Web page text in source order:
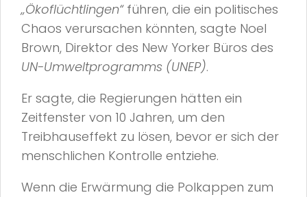
„Ökoflüchtlingen“führen, die ein politisches
Chaos verursachen könnten, sagte Noel
Brown, Direktor des New Yorker Büros des
UN-Umweltprogramms (UNEP).
Er sagte, die Regierungen hätten ein
Zeitfenster von 10 Jahren, um den
Treibhauseffekt zu lösen, bevor er sich der
menschlichen Kontrolle entziehe.
Wenn die Erwärmung die Polkappen zum